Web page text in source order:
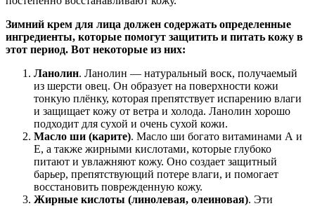
Зимний крем для лица должен содержать определенные
ингредиенты, которые помогут защитить и питать кожу в
этот период. Вот некоторые из них:
Ланолин. Ланолин — натуральный воск, получаемый
из шерсти овец. Он образует на поверхности кожи
тонкую плёнку, которая препятствует испарению влаги
и защищает кожу от ветра и холода. Ланолин хорошо
подходит для сухой и очень сухой кожи.
Масло ши (карите). Масло ши богато витаминами А и
Е, а также жирными кислотами, которые глубоко
питают и увлажняют кожу. Оно создает защитный
барьер, препятствующий потере влаги, и помогает
восстановить поврежденную кожу.
Жирные кислоты (линолевая, олеиновая). Эти